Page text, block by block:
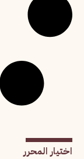
اختيار المحرر